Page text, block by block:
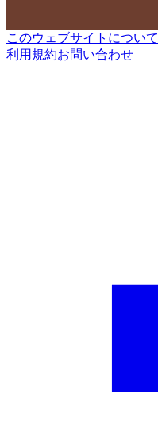
このウェブサイトについて
利用規約お問い合わせ